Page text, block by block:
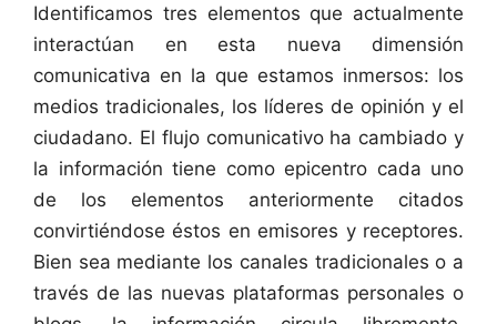
Identificamos tres elementos que actualmente
interactúan en esta nueva dimensión
comunicativa en la que estamos inmersos: los
medios tradicionales, los líderes de opinión y el
ciudadano. El flujo comunicativo ha cambiado y
la información tiene como epicentro cada uno
de los elementos anteriormente citados
convirtiéndose éstos en emisores y receptores.
Bien sea mediante los canales tradicionales o a
través de las nuevas plataformas personales o